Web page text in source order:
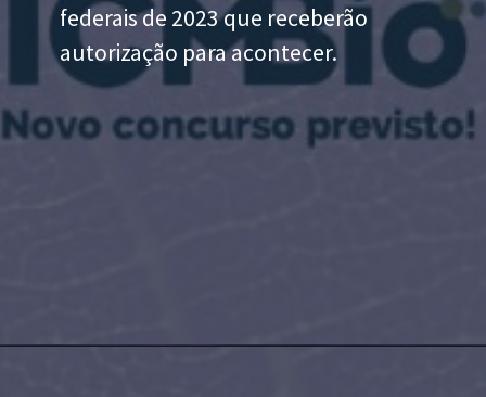
federais de 2023 que receberão
autorização para acontecer.